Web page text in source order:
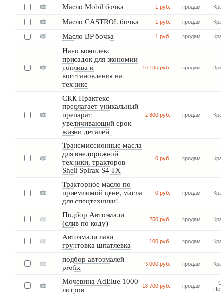
Масло Mobil бочка 1 руб. продам
Масло CASTROL бочка 1 руб. продам
Масло BP бочка 1 руб. продам
Нано комплекс
присадок для экономии
топлива и
восстановления на
технике
10 135 руб. продам
СКК Практекс
предлагает уникальный
препарат
увеличивающий срок
жизни деталей.
2 800 руб. продам
Трансмиссионные масла
для внедорожной
техники, тракторов
Shell Spirax S4 TX
0 руб. продам
Тракторное масло по
приемлимой цене, масла
для спецтехники!
0 руб. продам
Подбор Автоэмали
(слив по коду)
250 руб. продам
Автоэмали лаки
грунтовка шпатлевка
100 руб. продам
подбор автоэмалей
profix
3 000 руб. продам
Мочевина AdBlue 1000
литров
18 700 руб. продам